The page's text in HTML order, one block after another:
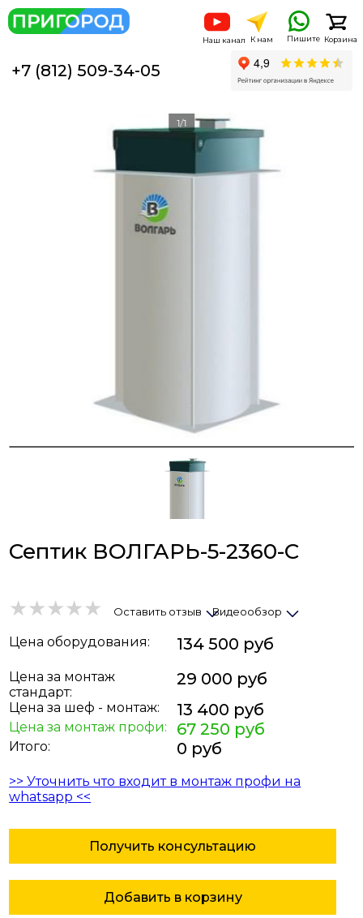
Наш канал К нам Пишите Корзина
+7 (812) 509-34-05
1/1
Септик ВОЛГАРЬ-5-2360-C
Оставить отзыв Видеообзор
Ценаоборудования: 134 500 руб
Цена за монтаж
стандарт:
29 000 руб
Цена за шеф - монтаж: 13 400 руб
Цена за монтаж профи: 67 250 руб
Итого: 0 руб
>> Уточнить что входит в монтаж профи на
whatsapp <<
Получить консультацию
Добавить в корзину